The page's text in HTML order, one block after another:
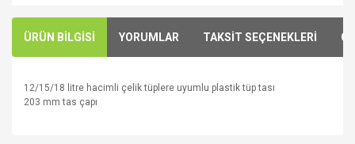
ÜRÜN BİLGİSİ YORUMLAR TAKSİT SEÇENEKLERİ
12/15/18 litre hacimli çelik tüplere uyumlu plastik tüp tası
203 mm tas çapı